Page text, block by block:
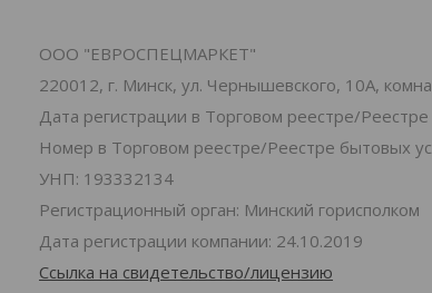
ООО "ЕВРОСПЕЦМАРКЕТ"
220012, г. Минск, ул. Чернышевского, 10А,
Дата регистрации в Торговом реестре/Реестре
Номер в Торговом реестре/Реестре бытовых
УНП: 193332134
Регистрационный орган: Минский горисполком
Дата регистрации компании: 24.10.2019
Ссылка на свидетельство/лицензию